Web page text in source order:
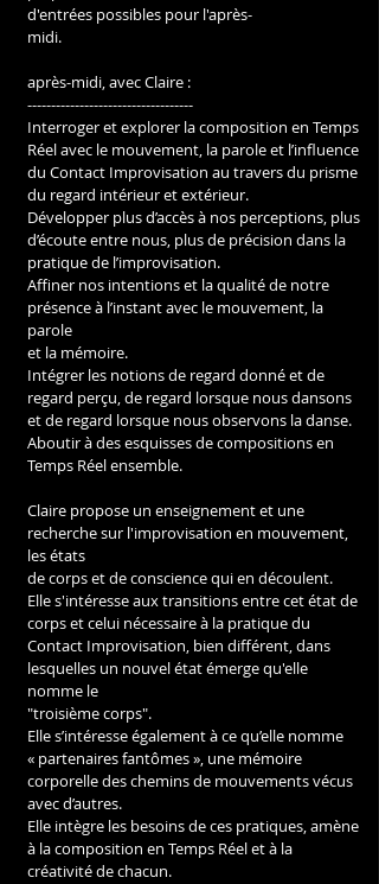
d'entrées possibles pour l'après-
midi.
après-midi, avec Claire :
-----------------------------------
Interroger et explorer la composition en Temps
Réel avec le mouvement, la parole et l’influence
du Contact Improvisation au travers du prisme
du regard intérieur et extérieur.
Développer plus d’accès à nos perceptions, plus
d’écoute entre nous, plus de précision dans la
pratique de l’improvisation.
Affiner nos intentions et la qualité de notre
présence à l’instant avec le mouvement, la
parole
et la mémoire.
Intégrer les notions de regard donné et de
regard perçu, de regard lorsque nous dansons
et de regard lorsque nous observons la danse.
Aboutir à des esquisses de compositions en
Temps Réel ensemble.
Claire propose un enseignement et une
recherche sur l'improvisation en mouvement,
les états
de corps et de conscience qui en découlent.
Elle s'intéresse aux transitions entre cet état de
corps et celui nécessaire à la pratique du
Contact Improvisation, bien différent, dans
lesquelles un nouvel état émerge qu'elle
nomme le
"troisième corps".
Elle s’intéresse également à ce qu’elle nomme
« partenaires fantômes », une mémoire
corporelle des chemins de mouvements vécus
avec d’autres.
Elle intègre les besoins de ces pratiques, amène
à la composition en Temps Réel et à la
créativité de chacun.